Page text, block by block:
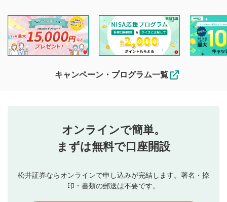
投稿するボタン
星で評価をすると投稿できます。（お名前とコメント
3
動画の評価
を目的として、各動画コンテンツに、評価およびコメントの
投稿ができます。利用者は以下の注意事項をご理解のうえ、
閲覧および投稿を行うものとしてください。
他の利用者が動画を視聴される際の参考になるコメントをお
待ちしております。
なお、投稿をもって、本注意事項に同意されたものとみなし
行ってください。
当社は、利用者同士、もしくは利用者と第三者間のトラ
ブルによって生じた損害に対して一切の責任を負いませ
評価およびコメントは当社にて審査のうえ、掲載となり
ます。掲載されるまでに日数がかかる場合や掲載されない
キャンペーン・プログラム一覧
オンラインで簡単。
まずは無料で口座開設
松井証券ならオンラインで申し込みが完結します。署名・捺
印・書類の郵送は不要です。